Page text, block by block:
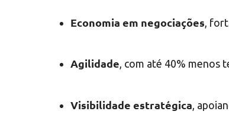
Economia em negociações ,
Agilidade, com até 40% menos
Visibilidade estratégica ,